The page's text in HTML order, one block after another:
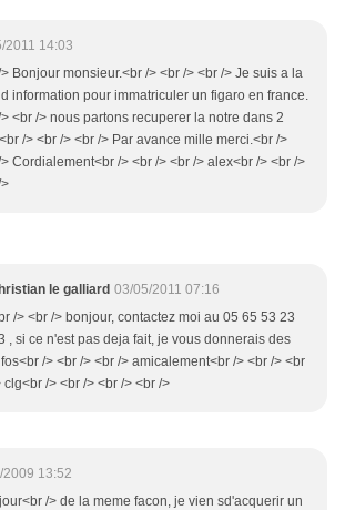
2011 14:03
Bonjour monsieur.<br /> <br /> <br /> Je suis a la
information pour immatriculer un figaro en france.
<br /> nous partons recuperer la notre dans 2
/> <br /> <br /> Par avance mille merci.<br />
Cordialement<br /> <br /> <br /> alex<br /> <br />
le galliard 03/05/2011 07:16
/> <br /> bonjour, contactez moi au 05 65 53 23
, si ce n'est pas deja fait, je vous donnerais des
/> <br /> <br /> amicalement<br /> <br /> <br
clg<br /> <br /> <br /> <br />
2009 13:52
/> de la meme facon, je vien sd'acquerir un